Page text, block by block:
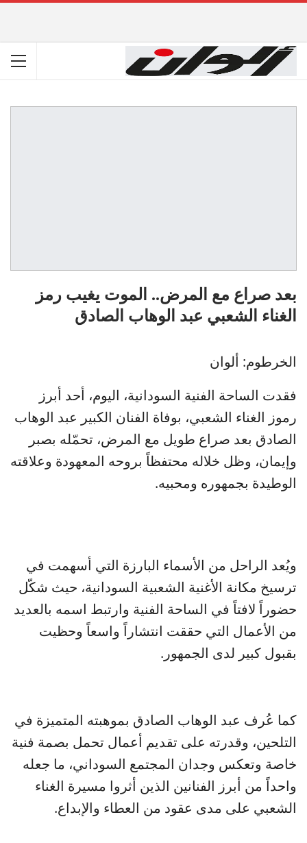
بعد صراع مع المرض.. الموت يغيب رمز
الغناء الشعبي عبد الوهاب الصادق
الخرطوم: ألوان
فقدت الساحة الفنية السودانية، اليوم، أحد أبرز
رموز الغناء الشعبي، بوفاة الفنان الكبير عبد الوهاب
الصادق بعد صراع طويل مع المرض، تحمّله بصبر
وإيمان، وظل خلاله محتفظاً بروحه المعهودة وعلاقته
الوطيدة بجمهوره ومحبيه.
ويُعد الراحل من الأسماء البارزة التي أسهمت في
ترسيخ مكانة الأغنية الشعبية السودانية، حيث شكّل
حضوراً لافتاً في الساحة الفنية وارتبط اسمه بالعديد
من الأعمال التي حققت انتشاراً واسعاً وحظيت
بقبول كبير لدى الجمهور.
كما عُرف عبد الوهاب الصادق بموهبته المتميزة في
التلحين، وقدرته على تقديم أعمال تحمل بصمة فنية
خاصة وتعكس وجدان المجتمع السوداني، ما جعله
واحداً من أبرز الفنانين الذين أثروا مسيرة الغناء
الشعبي على مدى عقود من العطاء والإبداع.